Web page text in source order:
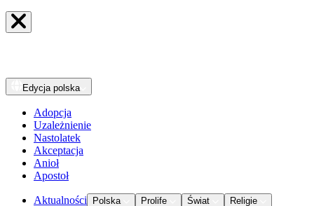
Edycja polska
Adopcja
Uzależnienie
Nastolatek
Akceptacja
Anioł
Apostoł
Aktualności Polska Prolife Świat
Religie